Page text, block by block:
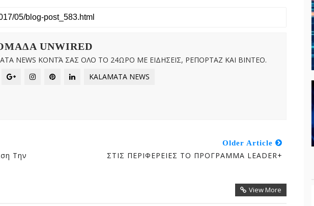
UNWIRED
NEWS ΚΟΝΤΆ ΣΑΣ ΟΛΟ ΤΟ 24ΩΡΟ ΜΕ ΕΙΔΗΣΕΙΣ, ΡΕΠΟΡΤΑΖ ΚΑΙ ΒΙΝΤΕΟ.
KALAMATA NEWS
Την
Older Article
ΣΤΙΣ ΠΕΡΙΦΕΡΕΙΕΣ ΤΟ ΠΡΟΓΡΑΜΜΑ LEADER+
View More